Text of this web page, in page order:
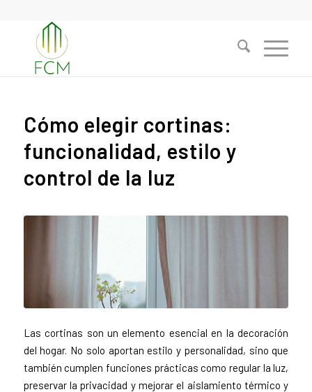
Cómo elegir cortinas:
funcionalidad, estilo y
control de la luz
Las cortinas son un elemento esencial en la decoración
del hogar. No solo aportan estilo y personalidad, sino que
también cumplen funciones prácticas como regular la luz,
preservar la privacidad y mejorar el aislamiento térmico y